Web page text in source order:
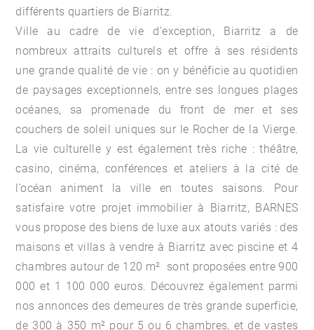
différents quartiers de Biarritz.
Ville au cadre de vie d’exception, Biarritz a de
nombreux attraits culturels et offre à ses résidents
une grande qualité de vie : on y bénéficie au quotidien
de paysages exceptionnels, entre ses longues plages
océanes, sa promenade du front de mer et ses
couchers de soleil uniques sur le Rocher de la Vierge.
La vie culturelle y est également très riche : théâtre,
casino, cinéma, conférences et ateliers à la cité de
l’océan animent la ville en toutes saisons. Pour
satisfaire votre projet immobilier à Biarritz, BARNES
vous propose des biens de luxe aux atouts variés : des
maisons et villas à vendre à Biarritz avec piscine et 4
chambres autour de 120 m² sont proposées entre 900
000 et 1 100 000 euros. Découvrez également parmi
nos annonces des demeures de très grande superficie,
de 300 à 350 m² pour 5 ou 6 chambres, et de vastes